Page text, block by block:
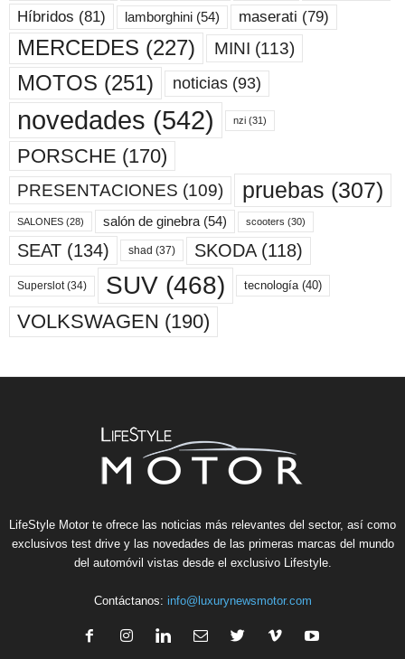
Híbridos (81) lamborghini (54) maserati (79)
MERCEDES (227) MINI (113)
MOTOS (251) noticias (93)
novedades (542) nzi (31)
PORSCHE (170)
PRESENTACIONES (109) pruebas (307)
SALONES (28) salón de ginebra(54) scooters (30)
SEAT (134) shad (37) SKODA(118)
Superslot(34) SUV (468) tecnología(40)
VOLKSWAGEN (190)
LifeStyle Motor te ofrece las noticias más relevantes del sector, así como
exclusivos test drive y las novedades de las primeras marcas del mundo
del automóvil vistas desde el exclusivo Lifestyle.
Contáctanos: info@luxurynewsmotor.com